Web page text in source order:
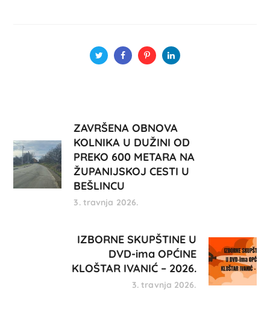
ZAVRŠENA OBNOVA
KOLNIKA U DUŽINI OD
PREKO 600 METARA NA
ŽUPANIJSKOJ CESTI U
BEŠLINCU
3. travnja 2026.
IZBORNE SKUPŠTINE U
DVD-ima OPĆINE
KLOŠTAR IVANIĆ – 2026.
3. travnja 2026.